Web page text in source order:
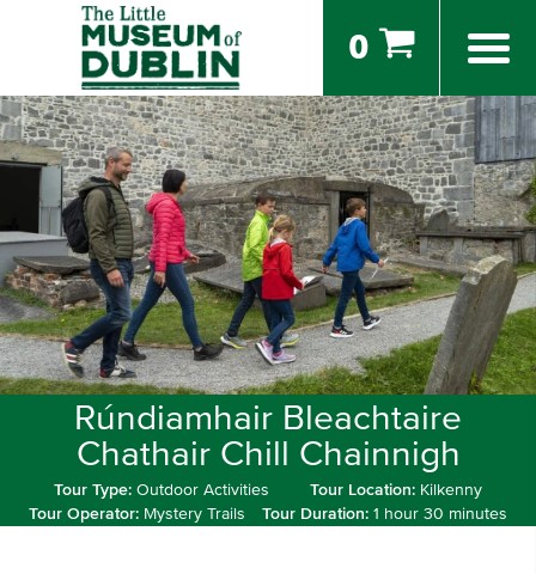
0
Rúndiamhair Bleachtaire
Chathair Chill Chainnigh
Tour Type: Outdoor Activities Tour Location: Kilkenny
Tour Operator: Mystery Trails Tour Duration: 1 hour 30 minutes